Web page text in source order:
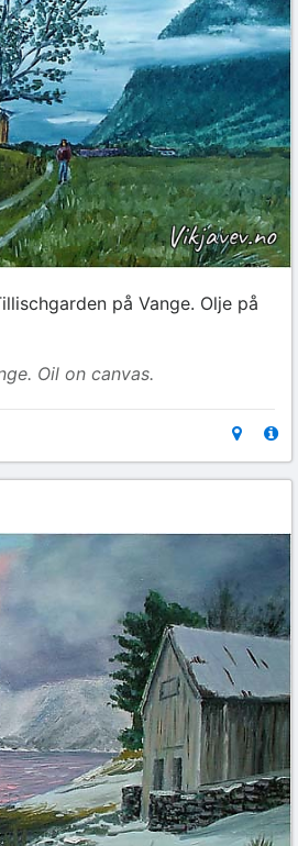
på Vange. Olje på
Oil on canvas.